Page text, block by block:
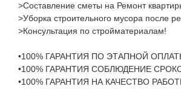
>Составление сметы на Ремонт
>Уборка строительного мусора после
>Консультация по стройматериалам!
•100% ГАРАНТИЯ ПО ЭТАПНОЙ
•100% ГАРАНТИЯ СОБЛЮДЕНИЕ
•100% ГАРАНТИЯ НА КАЧЕСТВО